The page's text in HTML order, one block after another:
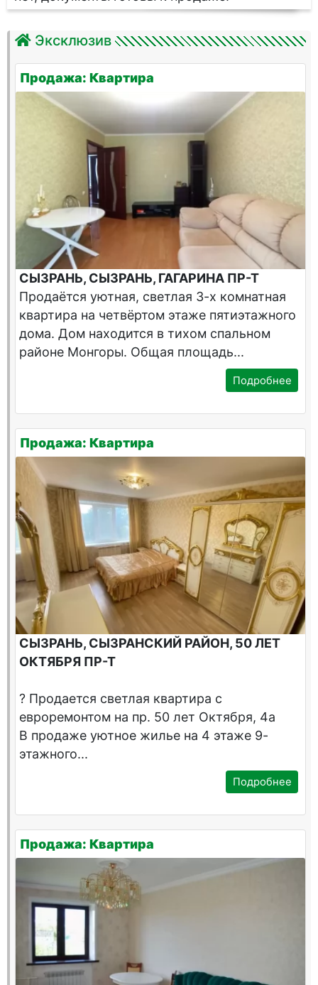
Эксклюзив
Продажа: Квартира
СЫЗРАНЬ, СЫЗРАНЬ, ГАГАРИНА ПР-Т
Продаётся уютная, светлая 3-х комнатная
квартира на четвёртом этаже пятиэтажного
дома. Дом находится в тихом спальном
районе Монгоры. Общая площадь...
Подробнее
Продажа: Квартира
СЫЗРАНЬ, СЫЗРАНСКИЙ РАЙОН, 50 ЛЕТ
ОКТЯБРЯ ПР-Т
? Продается светлая квартира с
евроремонтом на пр. 50 лет Октября, 4а
В продаже уютное жилье на 4 этаже 9-
этажного...
Подробнее
Продажа: Квартира